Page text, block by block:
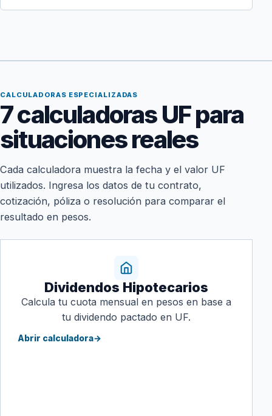
CALCULADORAS ESPECIALIZADAS
7 calculadoras UF para
situaciones reales
Cada calculadora muestra la fecha y el valor UF
utilizados. Ingresa los datos de tu contrato,
cotización, póliza o resolución para comparar el
resultado en pesos.
Dividendos Hipotecarios
Calcula tu cuota mensual en pesos en base a
tu dividendo pactado en UF.
Abrir calculadora→